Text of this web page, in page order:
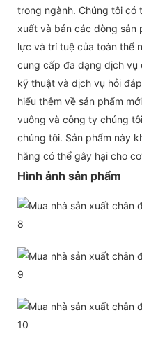
trong ngành. Chúng tôi có
xuất và bán các dòng sản
lực và trí tuệ của toàn thể
cung cấp đa dạng dịch vụ
kỹ thuật và dịch vụ hỏi
hiểu thêm về sản phẩm
vuông và công ty chúng
chúng tôi. Sản phẩm này
hăng có thể gây hại cho
Hình ảnh sản phẩm